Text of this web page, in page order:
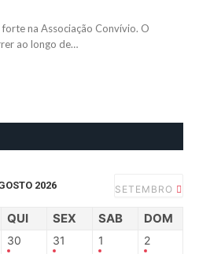
na Associação Convívio. O
ao longo de…
2026 SETEMBRO
QUI SEX SAB DOM
30 31 1 2